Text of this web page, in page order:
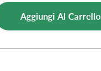
vendita
Aggiungi Al Carrello